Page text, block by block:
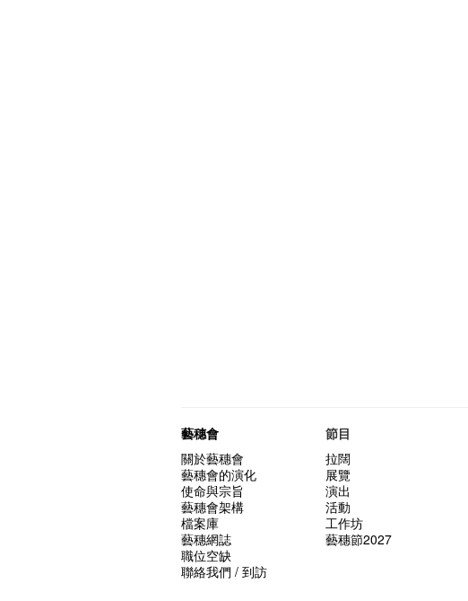
藝穗會
關於藝穗會
藝穗會的演化
使命與宗旨
藝穗會架構
檔案庫
藝穗網誌
職位空缺
聯絡我們 / 到訪
節目
拉闊
展覽
演出
活動
工作坊
藝穗節2027